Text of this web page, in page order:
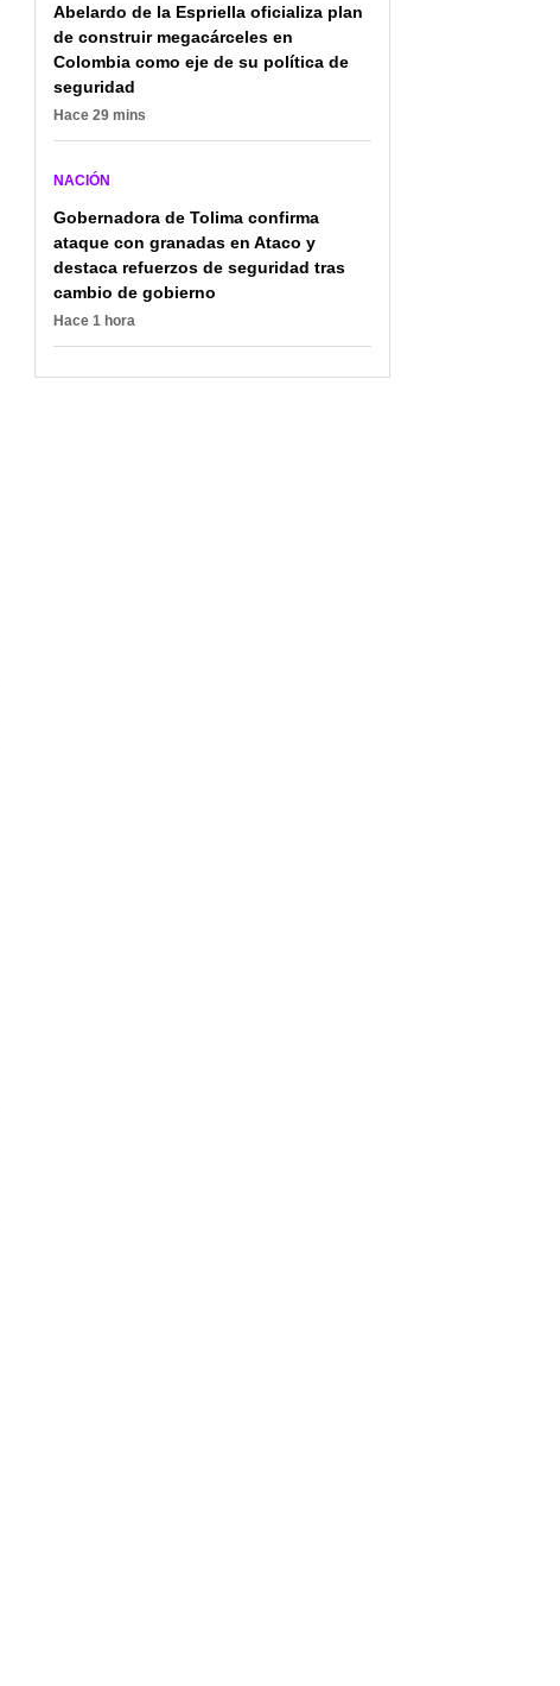
Abelardo de la Espriella oficializa plan
de construir megacárceles en
Colombia como eje de su política de
seguridad
Hace 29 mins
NACIÓN
Gobernadora de Tolima confirma
ataque con granadas en Ataco y
destaca refuerzos de seguridad tras
cambio de gobierno
Hace 1 hora